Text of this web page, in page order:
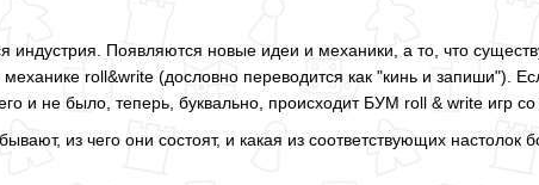
Появляются новые идеи и механики, а то, что
roll&write (дословно переводится как "кинь и запиши").
и не было, теперь, буквально, происходит БУМ roll & write игр
из чего они состоят, и какая из соответствующих